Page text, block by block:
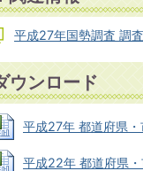
平成27年国勢調査 調
ウンロード
平成27年 都道府県
平成22年 都道府県